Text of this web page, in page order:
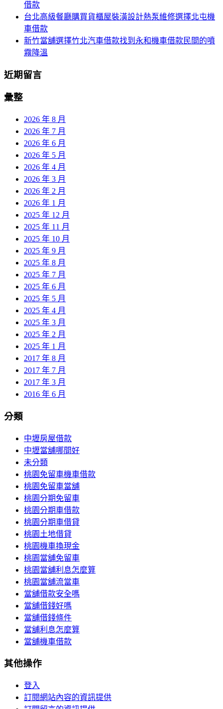
借款
台北高級餐廳購買貨櫃屋裝潢設計熱泵維修選擇北屯機
車借款
新竹當舖選擇竹北汽車借款找到永和機車借款民間的噴
霧降溫
近期留言
彙整
2026 年 8 月
2026 年 7 月
2026 年 6 月
2026 年 5 月
2026 年 4 月
2026 年 3 月
2026 年 2 月
2026 年 1 月
2025 年 12 月
2025 年 11 月
2025 年 10 月
2025 年 9 月
2025 年 8 月
2025 年 7 月
2025 年 6 月
2025 年 5 月
2025 年 4 月
2025 年 3 月
2025 年 2 月
2025 年 1 月
2017 年 8 月
2017 年 7 月
2017 年 3 月
2016 年 6 月
分類
中壢房屋借款
中壢當舖哪間好
未分類
桃園免留車機車借款
桃園免留車當舖
桃園分期免留車
桃園分期車借款
桃園分期車借貸
桃園土地借貸
桃園機車換現金
桃園當舖免留車
桃園當舖利息怎麼算
桃園當舖流當車
當舖借款安全嗎
當舖借錢好嗎
當舖借錢條件
當舖利息怎麼算
當舖機車借款
其他操作
登入
訂閱網站內容的資訊提供